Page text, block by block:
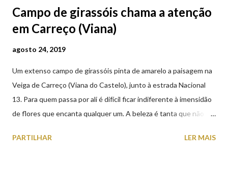
Campo de girassóis chama a atenção
em Carreço (Viana)
agosto 24, 2019
Um extenso campo de girassóis pinta de amarelo a paisagem na
Veiga de Carreço (Viana do Castelo), junto à estrada Nacional
13. Para quem passa por ali é difícil ficar indiferente à imensidão
de flores que encanta qualquer um. A beleza é tanta que não
aproveite a paisagem como cenário para tirar algumas
PARTILHAR LER MAIS